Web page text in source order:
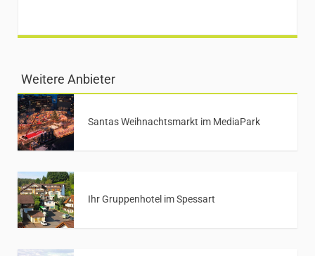
Weitere Anbieter
Santas Weihnachtsmarkt im MediaPark
Ihr Gruppenhotel im Spessart